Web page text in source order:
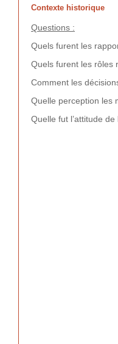
Contexte historique
Questions :
Quels furent les
Quels furent les rôles
Comment les
Quelle perception les
Quelle fut l’attitude